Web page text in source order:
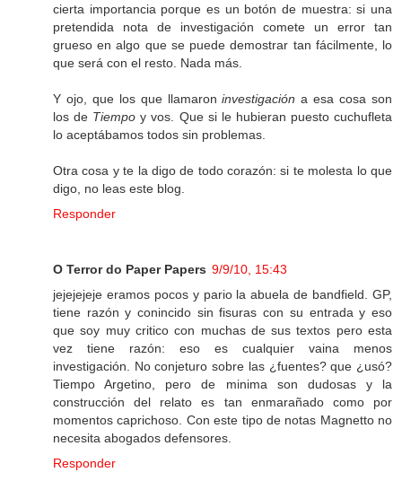
cierta importancia porque es un botón de muestra: si una
pretendida nota de investigación comete un error tan
grueso en algo que se puede demostrar tan fácilmente, lo
que será con el resto. Nada más.
Y ojo, que los que llamaroninvestigación a esa cosa son
los de Tiempo y vos. Que si le hubieran puesto cuchufleta
lo aceptábamos todos sin problemas.
Otra cosa y te la digo de todo corazón: si te molesta lo que
digo, no leas este blog.
Responder
O Terror do Paper Papers 9/9/10, 15:43
jejejejeje eramos pocos y pario la abuela de bandfield. GP,
tiene razón y conincido sin fisuras con su entrada y eso
que soy muy critico con muchas de sus textos pero esta
vez tiene razón: eso es cualquier vaina menos
investigación. No conjeturo sobre las ¿fuentes? que ¿usó?
Tiempo Argetino, pero de minima son dudosas y la
construcción del relato es tan enmarañado como por
momentos caprichoso. Con este tipo de notas Magnetto no
necesita abogados defensores.
Responder